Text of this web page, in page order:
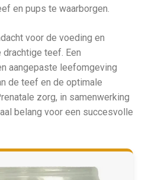
en pups te waarborgen.
voor de voeding en
teef. Een
aangepaste leefomgeving
de teef en de optimale
zorg, in samenwerking
belang voor een succesvolle